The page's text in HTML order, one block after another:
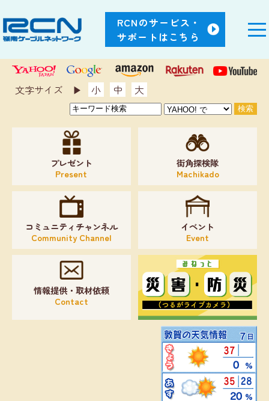
RCNのサービス・
サポートはこちら
文字サイズ ▶︎ 小 中 大
プレゼント
Present
街角探検隊
Machikado
コミュニティチャンネル
Community Channel
イベント
Event
情報提供・取材依頼
Contact